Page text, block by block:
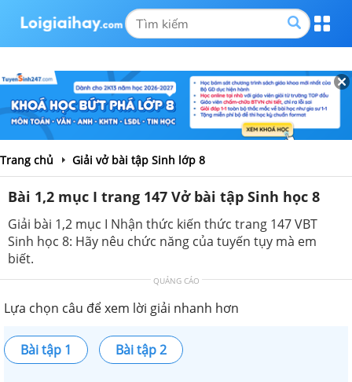
Trang chủ Giải vở bài tập Sinh lớp 8
Bài 1,2 mục I trang 147 Vở bài tập Sinh học 8
Giải bài 1,2 mục I Nhận thức kiến thức trang 147 VBT
Sinh học 8: Hãy nêu chức năng của tuyến tụy mà em
biết.
QUẢNG CÁO
Lựa chọn câu để xem lời giải nhanh hơn
Bài tập 1 Bài tập 2